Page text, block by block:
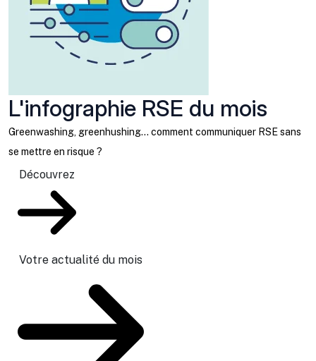
L'infographie RSE du mois
Greenwashing, greenhushing… comment communiquer RSE sans
se mettre en risque ?
Découvrez
Votre actualité du mois